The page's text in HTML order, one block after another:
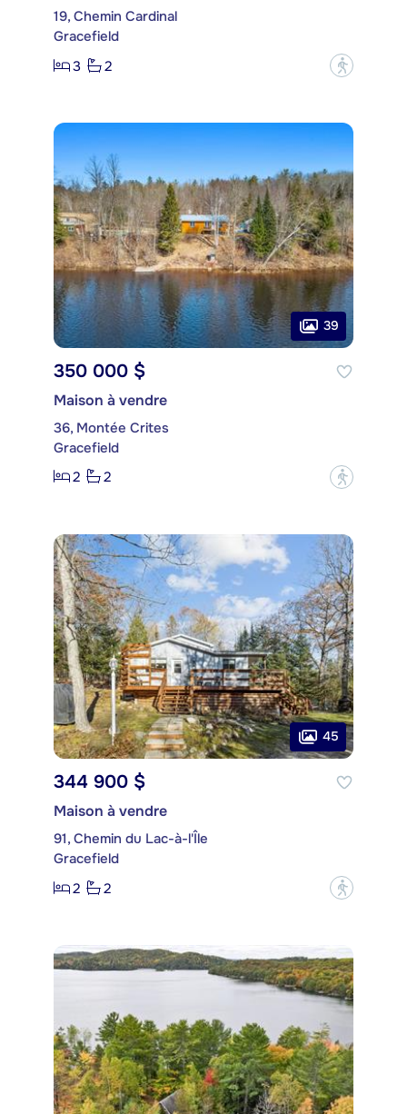
19, Chemin Cardinal
Gracefield
3
2 ?
39
350 000 $
Maison à vendre
36, Montée Crites
Gracefield
2
2 ?
45
344 900 $
Maison à vendre
91, Chemin du Lac-à-l'Île
Gracefield
2
2 ?